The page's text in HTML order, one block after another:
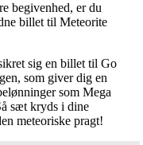
begivenhed, er du
billet til Meteorite
sig en billet til Go
som giver dig en
som Mega
sæt kryds i dine
meteoriske pragt!